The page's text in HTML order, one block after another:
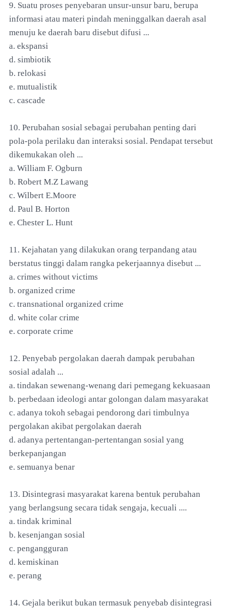
9. Suatu proses penyebaran unsur-unsur baru, berupa
informasi atau materi pindah meninggalkan daerah asal
menuju ke daerah baru disebut difusi ...
a. ekspansi
d. simbiotik
b. relokasi
e. mutualistik
c. cascade
10. Perubahan sosial sebagai perubahan penting dari
pola-pola perilaku dan interaksi sosial. Pendapat tersebut
dikemukakan oleh ...
a. William F. Ogburn
b. Robert M.Z Lawang
c. Wilbert E.Moore
d. Paul B. Horton
e. Chester L. Hunt
11. Kejahatan yang dilakukan orang terpandang atau
berstatus tinggi dalam rangka pekerjaannya disebut ...
a. crimes without victims
b. organized crime
c. transnational organized crime
d. white colar crime
e. corporate crime
12. Penyebab pergolakan daerah dampak perubahan
sosial adalah ...
a. tindakan sewenang-wenang dari pemegang kekuasaan
b. perbedaan ideologi antar golongan dalam masyarakat
c. adanya tokoh sebagai pendorong dari timbulnya
pergolakan akibat pergolakan daerah
d. adanya pertentangan-pertentangan sosial yang
berkepanjangan
e. semuanya benar
13. Disintegrasi masyarakat karena bentuk perubahan
yang berlangsung secara tidak sengaja, kecuali ....
a. tindak kriminal
b. kesenjangan sosial
c. pengangguran
d. kemiskinan
e. perang
14. Gejala berikut bukan termasuk penyebab disintegrasi